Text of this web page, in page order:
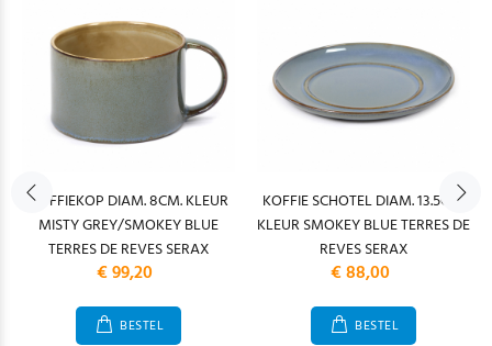
KOFFIEKOP DIAM. 8CM. KLEUR
MISTY GREY/SMOKEY BLUE
TERRES DE REVES SERAX
€ 99,20
BESTEL
KOFFIE SCHOTEL DIAM. 13.5CM.
KLEUR SMOKEY BLUE TERRES DE
REVES SERAX
€ 88,00
BESTEL